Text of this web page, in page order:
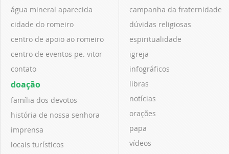
água mineral aparecida
cidade do romeiro
centro de apoio ao romeiro
centro de eventos pe. vitor
contato
doação
família dos devotos
história de nossa senhora
imprensa
locais turísticos
campanha da fraternidade
dúvidas religiosas
espiritualidade
igreja
infográficos
libras
notícias
orações
papa
vídeos